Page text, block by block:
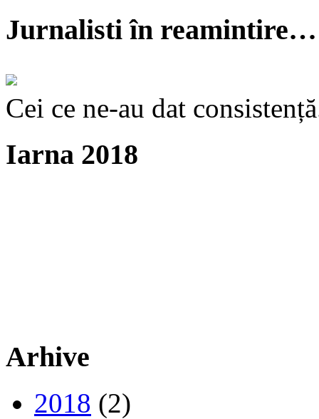
Jurnalisti în reamintire…
Cei ce ne-au dat
Iarna 2018
Arhive
2018 (2)